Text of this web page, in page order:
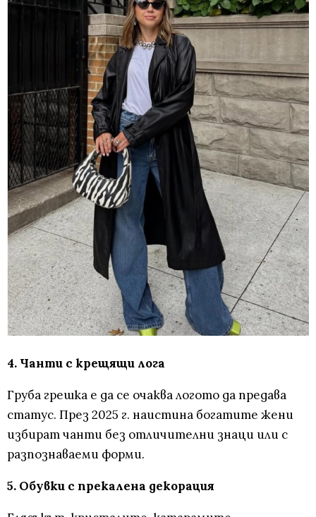
4. Чанти с крещящи лога
Груба грешка е да се очаква логото да предава
статус. През 2025 г. наистина богатите жени
избират чанти без отличителни знаци или с
разпознаваеми форми.
5. Обувки с прекалена декорация